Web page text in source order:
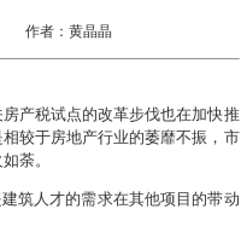
作者：黄晶晶
产税试点的改革步伐也在加快推
较于房地产行业的萎靡不振，市
荼。
筑人才的需求在其他项目的带动